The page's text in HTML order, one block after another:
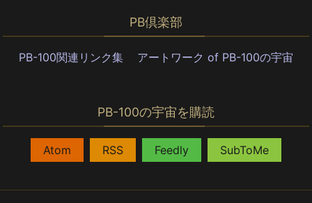
PB倶楽部
PB-100関連リンク集 アートワーク of PB-100の宇宙
PB-100の宇宙を購読
Atom RSS Feedly SubToMe